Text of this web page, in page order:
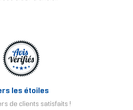
les étoiles
de clients satisfaits !